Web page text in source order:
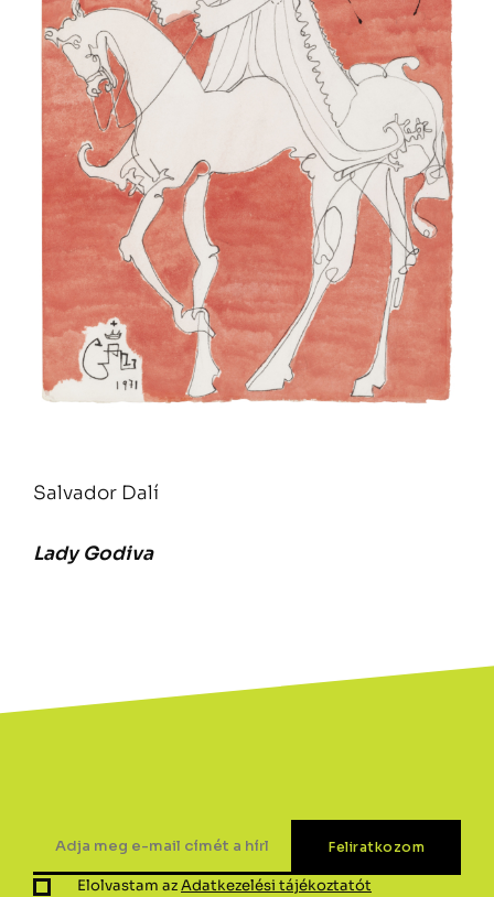
Salvador Dalí
Lady Godiva
Elolvastam azAdatkezelési tájékoztatót